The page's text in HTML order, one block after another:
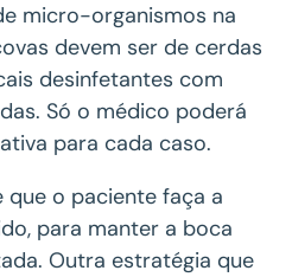
micro-organismos na
devem ser de cerdas
desinfetantes com
Só o médico poderá
para cada caso.
o paciente faça a
para manter a boca
Outra estratégia que